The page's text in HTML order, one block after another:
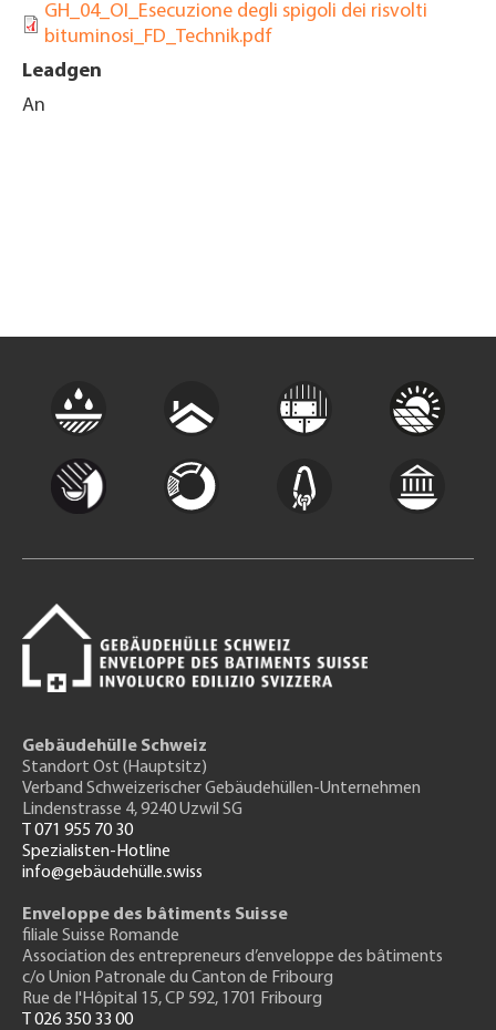
GH_04_OI_Esecuzione degli spigoli dei risvolti
bituminosi_FD_Technik.pdf
Leadgen
An
Gebäudehülle Schweiz
Standort Ost (Hauptsitz)
Verband Schweizerischer Gebäudehüllen-Unternehmen
Lindenstrasse 4, 9240 Uzwil SG
T 071 955 70 30
Spezialisten-Hotline
info@gebäudehülle.swiss
Enveloppe des bâtiments Suisse
filiale Suisse Romande
Association des entrepreneurs d’enveloppe des bâtiments
c/o Union Patronale du Canton de Fribourg
Rue de l'Hôpital 15, CP 592, 1701 Fribourg
T 026 350 33 00